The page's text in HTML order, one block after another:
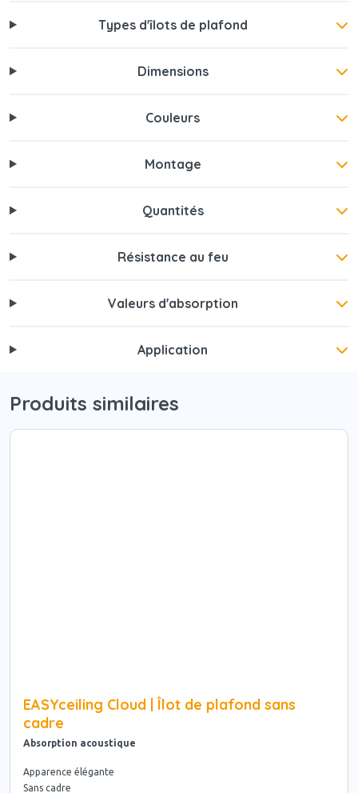
Types d'îlots de plafond
Dimensions
Couleurs
Montage
Quantités
Résistance au feu
Valeurs d'absorption
Application
Produits similaires
EASYceiling Cloud | Îlot de plafond sans
cadre
Absorption acoustique
Apparence élégante
Sans cadre